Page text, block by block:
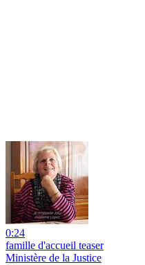
0:24
famille d'accueil teaser
Ministère de la Justice